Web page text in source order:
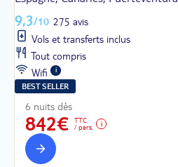
9,3/10 275 avis
Vols et transferts inclus
Tout compris
Wifi
BEST SELLER
6 nuits dès
842€
TTC
/ pers.